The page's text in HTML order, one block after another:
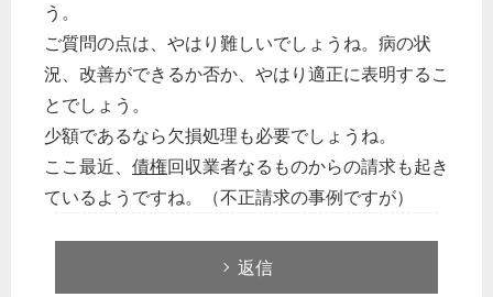
う。
ご質問の点は、やはり難しいでしょうね。病の状
況、改善ができるか否か、やはり適正に表明するこ
とでしょう。
少額であるなら欠損処理も必要でしょうね。
ここ最近、 債権回収業者なるものからの請求も起き
ているようですね。（不正請求の事例ですが）
返信